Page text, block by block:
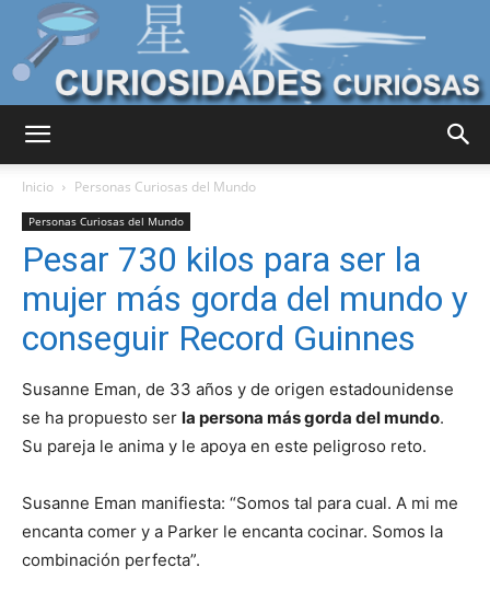
Curiosas
del
Mundo
Inicio Personas Curiosas del Mundo
Personas Curiosas del Mundo
Pesar 730 kilos para ser la
mujer más gorda del mundo y
conseguir Record Guinnes
Susanne Eman, de 33 años y de origen estadounidense
se ha propuesto ser la persona más gorda del mundo.
Su pareja le anima y le apoya en este peligroso reto.
Susanne Eman manifiesta: “Somos tal para cual. A mi me
encanta comer y a Parker le encanta cocinar. Somos la
combinación perfecta”.